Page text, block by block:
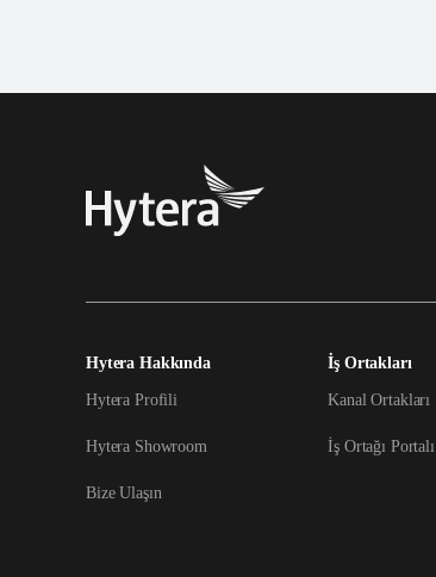
Hytera Hakkında
Hytera Profili
Hytera Showroom
Bize Ulaşın
İş Ortakları
Kanal Ortakları
İş Ortağı Portalı